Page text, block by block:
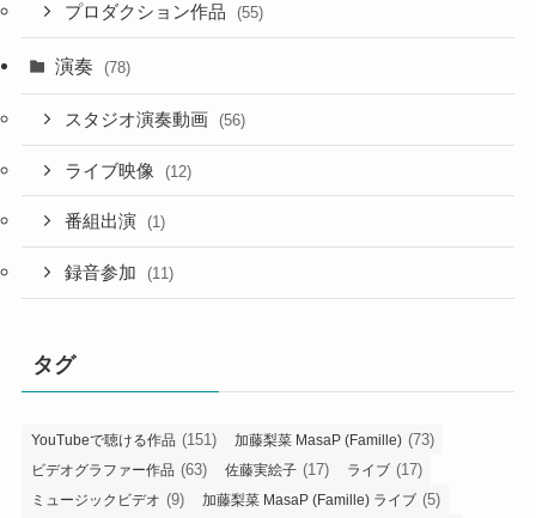
プロダクション作品 (55)
演奏 (78)
スタジオ演奏動画 (56)
ライブ映像 (12)
番組出演 (1)
録音参加 (11)
タグ
YouTubeで聴ける作品 (151) 加藤梨菜 MasaP (Famille) (73)
ビデオグラファー作品 (63) 佐藤実絵子 (17) ライブ (17)
ミュージックビデオ (9) 加藤梨菜 MasaP (Famille) ライブ (5)